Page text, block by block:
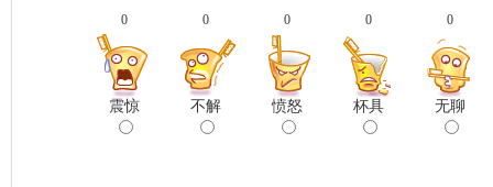
0
震惊
0
不解
0
愤怒
0
杯具
0
无聊